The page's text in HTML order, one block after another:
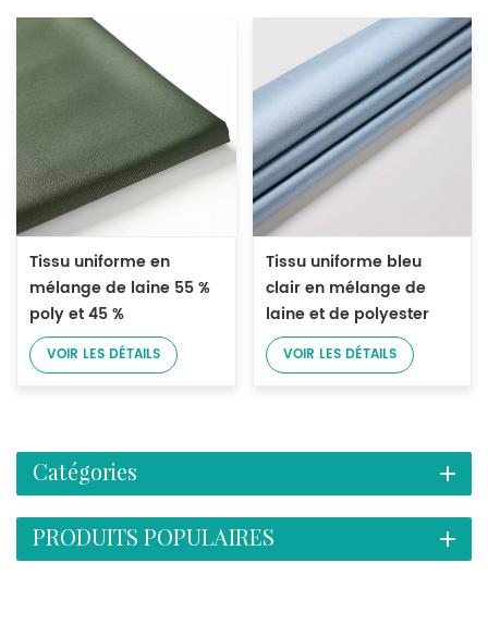
Tissu uniforme en
mélange de laine 55 %
poly et 45 %
VOIR LES DÉTAILS
Tissu uniforme bleu
clair en mélange de
laine et de polyester
VOIR LES DÉTAILS
Catégories
PRODUITS POPULAIRES